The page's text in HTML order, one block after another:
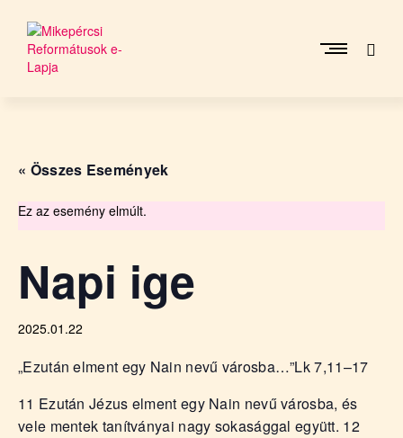
content
p
r
i
R
f
r
m
á
t
« Összes Események
Ez az esemény elmúlt.
Napi ige
2025.01.22
„Ezután elment egy Nain nevű városba…”Lk 7,11–17
11 Ezután Jézus elment egy Nain nevű városba, és
vele mentek tanítványai nagy sokasággal együtt. 12